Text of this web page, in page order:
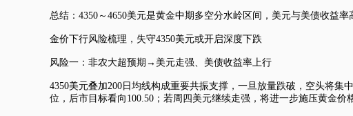
总结：4350～4650美元是黄金中期多空分水岭区间，美元与美债收益
金价下行风险梳理，失守4350美元或开启深度下跌
风险一：非农大超预期→美元走强、美债收益率上行
4350美元叠加200日均线构成重要共振支撑，一旦放量跌破，空头将集
位，后市目标看向100.50；若周四美元继续走强，将进一步施压黄金价